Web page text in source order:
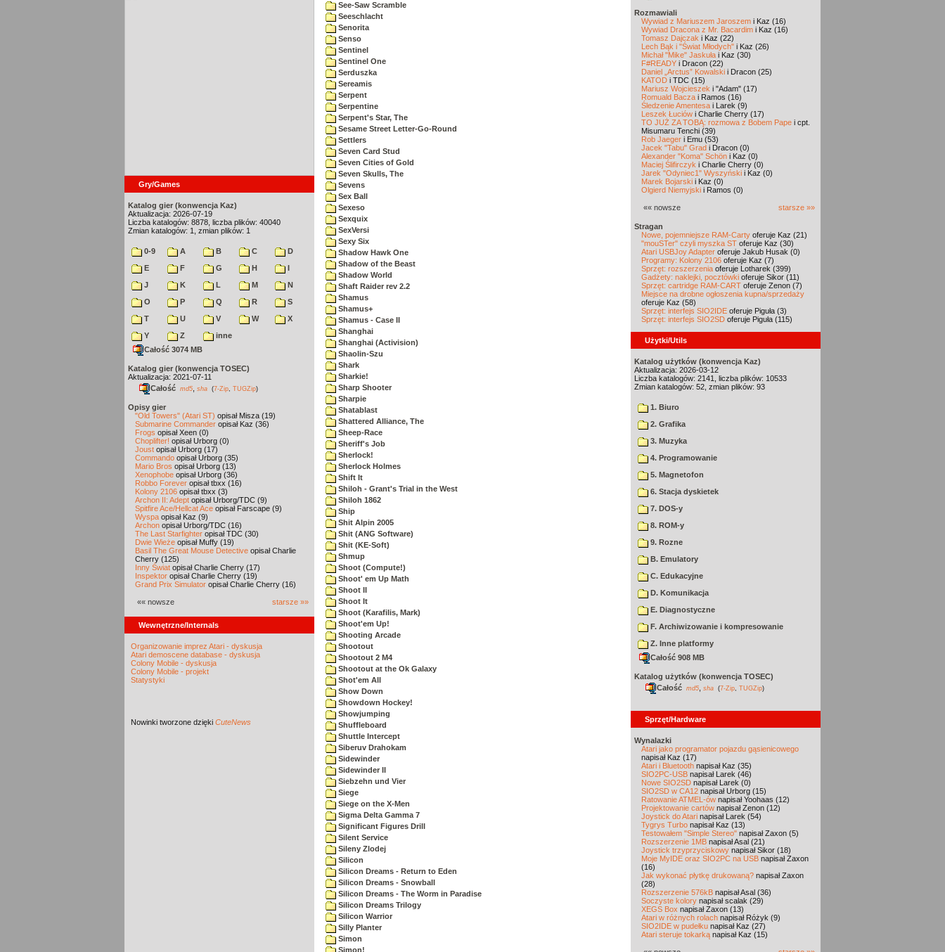
Gry/Games
Katalog gier (konwencja Kaz)
Aktualizacja: 2026-07-19
Liczba katalogów: 8878, liczba plików: 40040
Zmian katalogów: 1, zmian plików: 1
0-9 A B C
D
E
F G H
I
J
K L M
N
O
P Q R
S
T
U V W
X
Y
Z
inne
Całość 3074 MB
Katalog gier (konwencja TOSEC)
Aktualizacja: 2021-07-11
Całość md5 sha (7-Zip TUGZip)
Opisy gier
"Old Towers" (Atari ST) opisał Misza (19)
Submarine Commander opisał Kaz (36)
Frogs opisał Xeen (0)
Choplifter! opisał Urborg (0)
Joust opisał Urborg (17)
Commando opisał Urborg (35)
Mario Bros opisał Urborg (13)
Xenophobe opisał Urborg (36)
Robbo Forever opisał tbxx (16)
Kolony 2106 opisał tbxx (3)
Archon II: Adept opisał Urborg/TDC (9)
Spitfire Ace/Hellcat Ace opisał Farscape (9)
Wyspa opisał Kaz (9)
Archon opisał Urborg/TDC (16)
The Last Starfighter opisał TDC (30)
Dwie Wieże opisał Muffy (19)
Basil The Great Mouse Detective opisał Charlie
Cherry (125)
Inny Świat opisał Charlie Cherry (17)
Inspektor opisał Charlie Cherry (19)
Grand Prix Simulator opisał Charlie Cherry (16)
«« nowsze starsze »»
Wewnętrzne/Internals
Organizowanie imprez Atari - dyskusja
Atari demoscene database - dyskusja
Colony Mobile - dyskusja
Colony Mobile - projekt
Statystyki
Nowinki tworzone dzięki CuteNews
See-Saw Scramble
Seeschlacht
Senorita
Senso
Sentinel
Sentinel One
Serduszka
Sereamis
Serpent
Serpentine
Serpent's Star, The
Sesame Street Letter-Go-Round
Settlers
Seven Card Stud
Seven Cities of Gold
Seven Skulls, The
Sevens
Sex Ball
Sexeso
Sexquix
SexVersi
Sexy Six
Shadow Hawk One
Shadow of the Beast
Shadow World
Shaft Raider rev 2.2
Shamus
Shamus+
Shamus - Case II
Shanghai
Shanghai (Activision)
Shaolin-Szu
Shark
Sharkie!
Sharp Shooter
Sharpie
Shatablast
Shattered Alliance, The
Sheep-Race
Sheriff's Job
Sherlock!
Sherlock Holmes
Shift It
Shiloh - Grant's Trial in the West
Shiloh 1862
Ship
Shit Alpin 2005
Shit (ANG Software)
Shit (KE-Soft)
Shmup
Shoot (Compute!)
Shoot' em Up Math
Shoot II
Shoot It
Shoot (Karafilis, Mark)
Shoot'em Up!
Shooting Arcade
Shootout
Shootout 2 M4
Shootout at the Ok Galaxy
Shot'em All
Show Down
Showdown Hockey!
Showjumping
Shuffleboard
Shuttle Intercept
Siberuv Drahokam
Sidewinder
Sidewinder II
Siebzehn und Vier
Siege
Siege on the X-Men
Sigma Delta Gamma 7
Significant Figures Drill
Silent Service
Sileny Zlodej
Silicon
Silicon Dreams - Return to Eden
Silicon Dreams - Snowball
Silicon Dreams - The Worm in Paradise
Silicon Dreams Trilogy
Silicon Warrior
Silly Planter
Simon
Simon!
Rozmawiali
Wywiad z Mariuszem Jaroszem i Kaz (16)
Wywiad Dracona z Mr. Bacardim i Kaz (16)
Tomasz Dajczak i Kaz (22)
Lech Bąk i "Świat Młodych" i Kaz (26)
Michał "Mike" Jaskuła i Kaz (30)
F#READY i Dracon (22)
Daniel „Arctus” Kowalski i Dracon (25)
KATOD i TDC (15)
Mariusz Wojcieszek i "Adam" (17)
Romuald Bacza i Ramos (16)
Śledzenie Amentesa i Larek (9)
Leszek Łuciów i Charlie Cherry (17)
TO JUŻ ZA TOBĄ: rozmowa z Bobem Pape i cpt.
Misumaru Tenchi (39)
Rob Jaeger i Emu (53)
Jacek "Tabu" Grad i Dracon (0)
Alexander "Koma" Schön i Kaz (0)
Maciej Ślifirczyk i Charlie Cherry (0)
Jarek "Odyniec1" Wyszyński i Kaz (0)
Marek Bojarski i Kaz (0)
Olgierd Niemyjski i Ramos (0)
«« nowsze starsze »»
Stragan
Nowe, pojemniejsze RAM-Carty oferuje Kaz (21)
"mouSTer" czyli myszka ST oferuje Kaz (30)
Atari USBJoy Adapter oferuje Jakub Husak (0)
Programy: Kolony 2106 oferuje Kaz (7)
Sprzęt: rozszerzenia oferuje Lotharek (399)
Gadżety: naklejki, pocztówki oferuje Sikor (11)
Sprzęt: cartridge RAM-CART oferuje Zenon (7)
Miejsce na drobne ogłoszenia kupna/sprzedaży
oferuje Kaz (58)
Sprzęt: interfejs SIO2IDE oferuje Piguła (3)
Sprzęt: interfejs SIO2SD oferuje Piguła (115)
Użytki/Utils
Katalog użytków (konwencja Kaz)
Aktualizacja: 2026-03-12
Liczba katalogów: 2141, liczba plików: 10533
Zmian katalogów: 52, zmian plików: 93
1. Biuro
2. Grafika
3. Muzyka
4. Programowanie
5. Magnetofon
6. Stacja dyskietek
7. DOS-y
8. ROM-y
9. Rozne
B. Emulatory
C. Edukacyjne
D. Komunikacja
E. Diagnostyczne
F. Archiwizowanie i kompresowanie
Z. Inne platformy
Całość 908 MB
Katalog użytków (konwencja TOSEC)
Całość md5 sha (7-Zip TUGZip)
Sprzęt/Hardware
Wynalazki
Atari jako programator pojazdu gąsienicowego
napisał Kaz (17)
Atari i Bluetooth napisał Kaz (35)
SIO2PC-USB napisał Larek (46)
Nowe SIO2SD napisał Larek (0)
SIO2SD w CA12 napisał Urborg (15)
Ratowanie ATMEL-ów napisał Yoohaas (12)
Projektowanie cartów napisał Zenon (12)
Joystick do Atari napisał Larek (54)
Tygrys Turbo napisał Kaz (13)
Testowałem "Simple Stereo" napisał Zaxon (5)
Rozszerzenie 1MB napisał Asal (21)
Joystick trzyprzyciskowy napisał Sikor (18)
Moje MyIDE oraz SIO2PC na USB napisał Zaxon
(16)
Jak wykonać płytkę drukowaną? napisał Zaxon
(28)
Rozszerzenie 576kB napisał Asal (36)
Soczyste kolory napisał scalak (29)
XEGS Box napisał Zaxon (13)
Atari w różnych rolach napisał Różyk (9)
SIO2IDE w pudełku napisał Kaz (27)
Atari steruje tokarką napisał Kaz (15)